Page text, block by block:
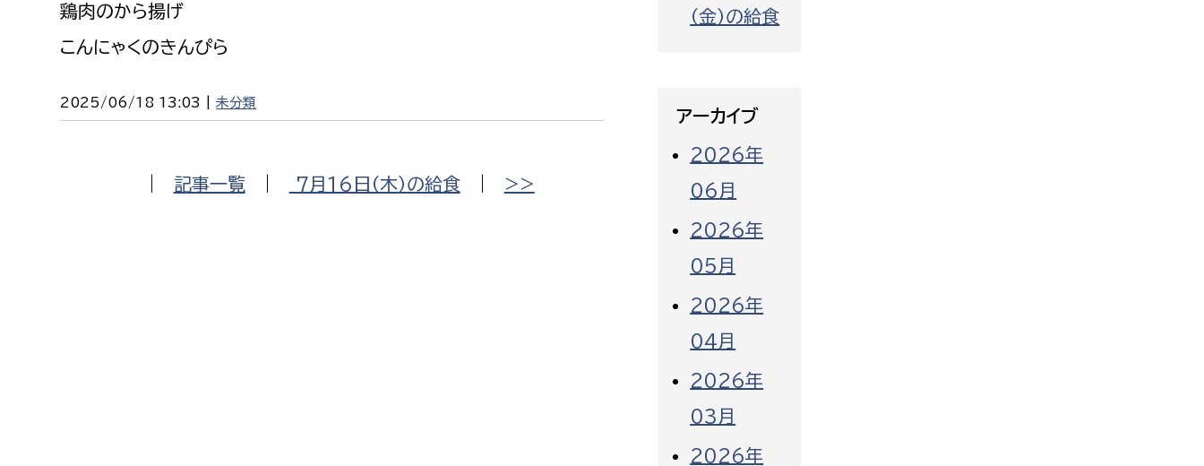
農業委員会事務局
鶏肉のから揚げ
こんにゃくのきんぴら
2025/06/18 13:03 |未分類
記事一覧| 7月16日（木）の給食| >>
（金）の給食
アーカイブ
2026年
06月
2026年
05月
2026年
04月
2026年
03月
2026年